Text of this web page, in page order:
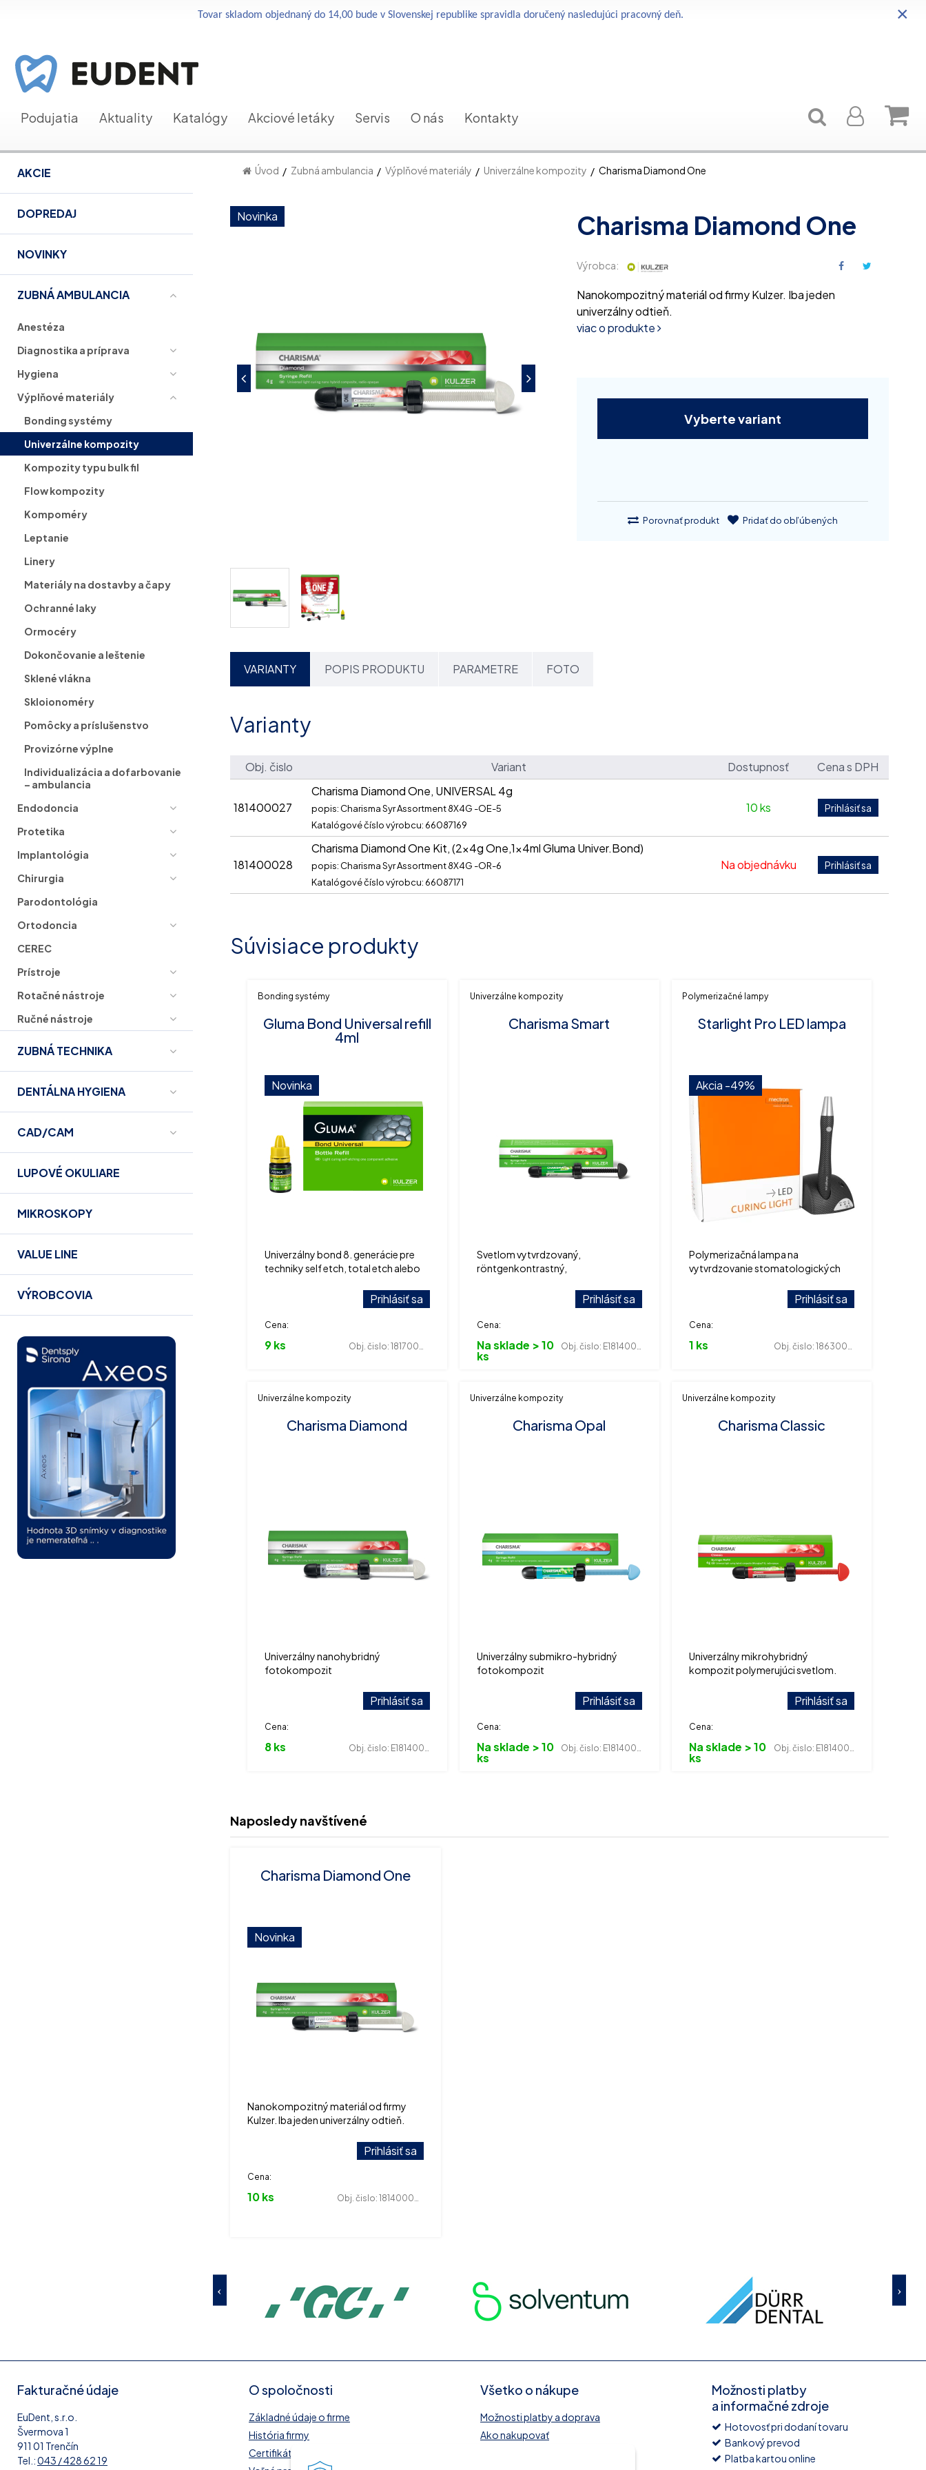
Tovar skladom objednaný do 14,00 bude v Slovenskej republike spravidla doručený nasledujúci pracovný deň. ×
Podujatia Aktuality Katalógy Akciové letáky Servis O nás Kontakty
AKCIE
DOPREDAJ
NOVINKY
ZUBNÁ AMBULANCIA
Anestéza
Diagnostika a príprava
Hygiena
Výplňové materiály
Bonding systémy
Univerzálne kompozity
Kompozity typu bulk fil
Flow kompozity
Kompoméry
Leptanie
Linery
Materiály na dostavby a čapy
Ochranné laky
Ormocéry
Dokončovanie a leštenie
Sklené vlákna
Skloionoméry
Pomôcky a príslušenstvo
Provizórne výplne
Individualizácia a dofarbovanie
– ambulancia
Endodoncia
Protetika
Implantológia
Chirurgia
Parodontológia
Ortodoncia
CEREC
Prístroje
Rotačné nástroje
Ručné nástroje
ZUBNÁ TECHNIKA
DENTÁLNA HYGIENA
CAD/CAM
LUPOVÉ OKULIARE
MIKROSKOPY
VALUE LINE
VÝROBCOVIA
Úvod Zubná ambulancia Výplňové materiály Univerzálne kompozity Charisma Diamond One
Novinka Charisma Diamond One
Výrobca:
Nanokompozitný materiál od firmy Kulzer. Iba jeden
univerzálny odtieň.
viac o produkte
Vyberte variant
Porovnať produkt Pridať do obľúbených
VARIANTY POPIS PRODUKTU PARAMETRE FOTO
Varianty
Obj. čislo Variant Dostupnosť Cena s DPH
181400027
Charisma Diamond One, UNIVERSAL 4g
popis: Charisma Syr Assortment 8X4G -OE-5
Katalógové číslo výrobcu: 66087169
10 ks
181400028
Charisma Diamond One Kit, (2x4g One,1x4ml Gluma Univer.Bond)
popis: Charisma Syr Assortment 8X4G -OR-6
Katalógové číslo výrobcu: 66087171
Na objednávku
Súvisiace produkty
Bonding systémy
Gluma Bond Universal refill
4ml
Novinka
Univerzálny bond 8. generácie pre
techniky self etch, total etch alebo
Cena:
Prihlásiť sa
9 ks Obj. čislo:181700033
Univerzálne kompozity
Charisma Smart
Svetlom vytvrdzovaný,
röntgenkontrastný,
Cena:
Prihlásiť sa
Na sklade > 10
ks
Obj. čislo: E181400422
Polymerizačné lampy
Starlight Pro LED lampa
Akcia -49%
Polymerizačná lampa na
vytvrdzovanie stomatologických
Cena:
Prihlásiť sa
1 ks Obj. čislo: 186300010
Univerzálne kompozity
Charisma Diamond
Univerzálny nanohybridný
fotokompozit
Cena:
Prihlásiť sa
8 ks Obj. čislo: E181400298
Univerzálne kompozity
Charisma Opal
Univerzálny submikro-hybridný
fotokompozit
Cena:
Prihlásiť sa
Na sklade > 10
ks
Obj. čislo: E181400273
Univerzálne kompozity
Charisma Classic
Univerzálny mikrohybridný
kompozit polymerujúci svetlom.
Cena:
Prihlásiť sa
Na sklade > 10
ks
Obj. čislo: E181400328
Naposledy navštívené
Charisma Diamond One
Novinka
Nanokompozitný materiál od firmy
Kulzer. Iba jeden univerzálny odtieň.
Cena:
Prihlásiť sa
10 ks Obj. čislo:181400027
Fakturačné údaje
EuDent, s.r.o.
Švermova 1
911 01 Trenčín
Tel.:043 / 428 62 19
O spoločnosti
Základné údaje o firme
História firmy
Certifikát ISO
Všetko o nákupe
Možnosti platby a doprava
Ako nakupovať
Možnosti platby
a informačné zdroje
Hotovosť pri dodaní tovaru
Bankový prevod
Platba kartou online